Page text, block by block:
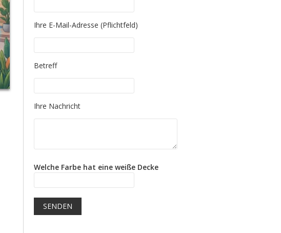
Please leave this field empty.
Ihre E-Mail-Adresse (Pflichtfeld)
Please leave this field empty.
Betreff
Please leave this field empty.
Ihre Nachricht
Welche Farbe hat eine weiße Decke